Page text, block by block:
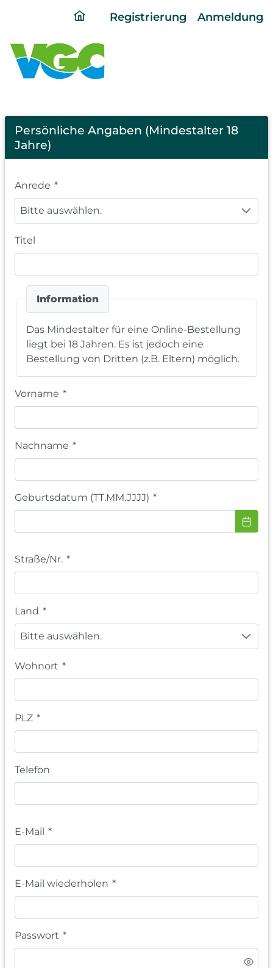
ding
page
Registrierung Anmeldung
Registration
Persönliche Angaben (Mindestalter 18
Jahre)
Anrede *
Bitte auswählen.
Titel
Information
Das Mindestalter für eine Online-Bestellung
liegt bei 18 Jahren. Es ist jedoch eine
Bestellung von Dritten (z.B. Eltern) möglich.
Vorname *
Nachname *
Geburtsdatum (TT.MM.JJJJ) *
Straße/Nr. *
Land *
Bitte auswählen.
Wohnort *
PLZ *
Telefon
E-Mail *
E-Mail wiederholen *
Passwort *